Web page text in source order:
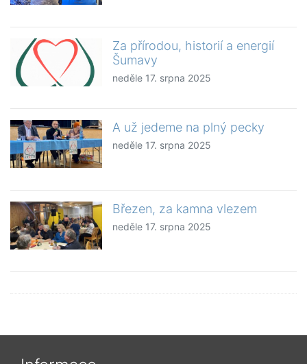
Za přírodou, historií a energií
Šumavy
neděle 17. srpna 2025
A už jedeme na plný pecky
neděle 17. srpna 2025
Březen, za kamna vlezem
neděle 17. srpna 2025